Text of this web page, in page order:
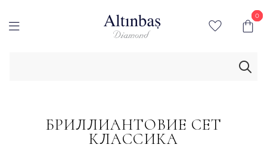
0
0
БРИЛЛИАНТОВИЕ СЕТ
КЛАССИКА